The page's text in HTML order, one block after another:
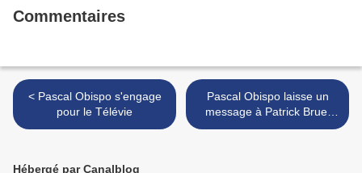
Commentaires
< Pascal Obispo s'engage
pour le Télévie
Pascal Obispo laisse un
message à Patrick Bruel
dans "Touche Pas à Mon
Hébergé par Canalblog